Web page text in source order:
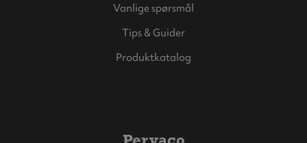
Vanlige spørsmål
Tips & Guider
Produktkatalog